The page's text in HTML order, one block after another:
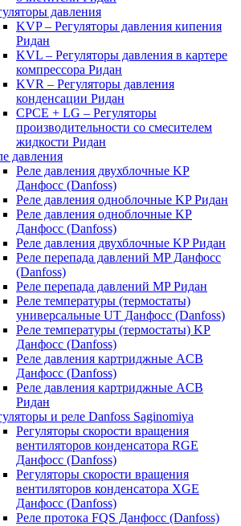
давления
KVP – Регуляторы давления кипения
Ридан
KVL – Регуляторы давления в картере
компрессора Ридан
KVR – Регуляторы давления
конденсации Ридан
CPCE + LG – Регуляторы
производительности со смесителем
жидкости Ридан
давления
Реле давления двухблочные KP
Данфосс (Danfoss)
Реле давления одноблочные KP Ридан
Реле давления одноблочные KP
Данфосс (Danfoss)
Реле давления двухблочные KP Ридан
Реле перепада давлений MP Данфосс
(Danfoss)
Реле перепада давлений MP Ридан
Реле температуры (термостаты)
универсальные UT Данфосс (Danfoss)
Реле температуры (термостаты) KP
Данфосс (Danfoss)
Реле давления картриджные ACB
Данфосс (Danfoss)
Реле давления картриджные ACB
Ридан
и реле Danfoss Saginomiya
Регуляторы скорости вращения
вентиляторов конденсатора RGE
Данфосс (Danfoss)
Регуляторы скорости вращения
вентиляторов конденсатора XGE
Данфосс (Danfoss)
Реле протока FQS Данфосс (Danfoss)